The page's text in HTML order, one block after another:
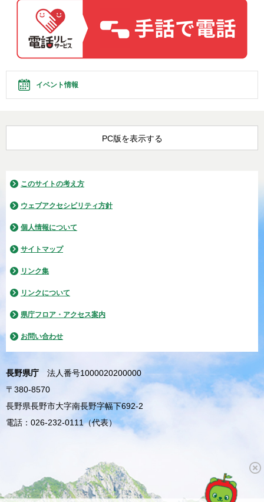
イベント情報
PC版を表示する
このサイトの考え方
ウェブアクセシビリティ方針
個人情報について
サイトマップ
リンク集
リンクについて
県庁フロア・アクセス案内
お問い合わせ
長野県庁
法人番号1000020200000
〒380-8570
長野県長野市大字南長野字幅下692-2
電話：026-232-0111（代表）